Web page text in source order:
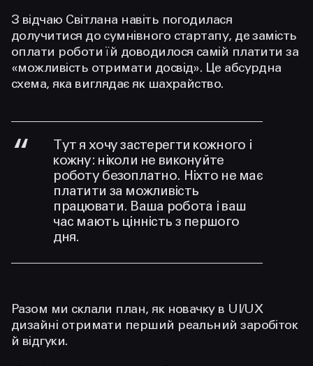
З відчаю Світлана навіть погодилася
долучитися до сумнівного стартапу, де замість
оплати роботи їй доводилося самій платити за
«можливість отримати досвід». Це абсурдна
схема, яка виглядає як шахрайство.
Тут я хочу застерегти кожного і
кожну: ніколи не виконуйте
роботу безоплатно. Ніхто не має
платити за можливість
працювати. Ваша робота і ваш
час мають цінність з першого
дня.
Разом ми склали план, як новачку в UI/UX
дизайні отримати перший реальний заробіток
й відгуки.